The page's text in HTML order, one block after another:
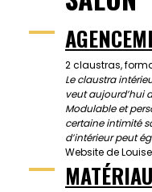
2 claustras,
Le claustra
veut aujourd’hui
Modulable et
certaine intimité
d’intérieur peut
Website de